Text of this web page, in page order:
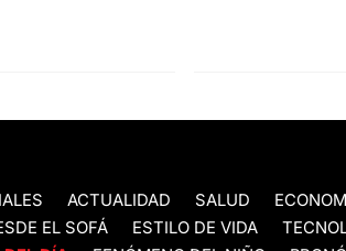
ACTUALIDAD SALUD
EL SOFÁ ESTILO DE VIDA